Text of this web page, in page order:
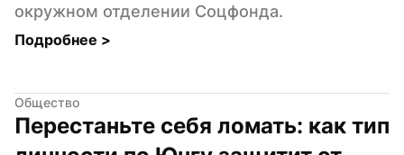
окружном отделении Соцфонда.
Подробнее >
Общество
Перестаньте себя ломать: как тип